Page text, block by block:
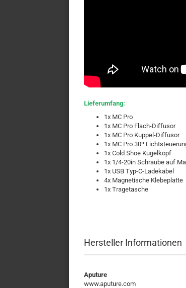
Lieferumfang:
1x MC Pro
1x MC Pro Flach-Diffusor
1x MC Pro Kuppel-Diffusor
1x MC Pro 30º
1x Cold Shoe Kugelkopf
1x 1/4-20in Schraube auf
1x USB Typ-C-Ladekabel
4x Magnetische Klebeplatte
1x Tragetasche
Hersteller Informationen
Aputure
www.aputure.com